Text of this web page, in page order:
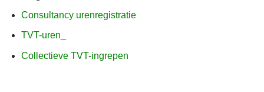
Consultancy urenregistratie
TVT-uren_
Collectieve TVT-ingrepen